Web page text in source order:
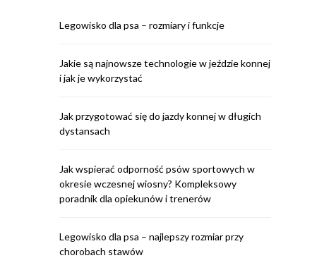
Legowisko dla psa – rozmiary i funkcje
Jakie są najnowsze technologie w jeździe konnej
i jak je wykorzystać
Jak przygotować się do jazdy konnej w długich
dystansach
Jak wspierać odporność psów sportowych w
okresie wczesnej wiosny? Kompleksowy
poradnik dla opiekunów i trenerów
Legowisko dla psa – najlepszy rozmiar przy
chorobach stawów